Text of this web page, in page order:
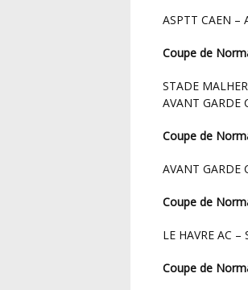
ASPTT CAEN
Coupe de
STADE
AVANT GARDE
Coupe de
AVANT
Coupe de
LE HAVRE AC
Coupe de